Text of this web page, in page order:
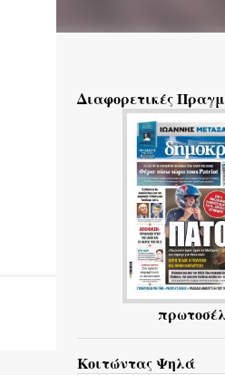
Διαφορετικές
Κοιτώντας Ψηλά